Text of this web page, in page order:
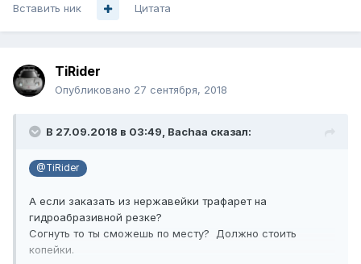
Вставить ник Цитата
TiRider
Опубликовано 27 сентября, 2018
В 27.09.2018 в 03:49, Bachaa сказал:
@TiRider
А если заказать из нержавейки трафарет на
гидроабразивной резке?
Согнуть то ты сможешь по месту? Должно стоить
копейки.